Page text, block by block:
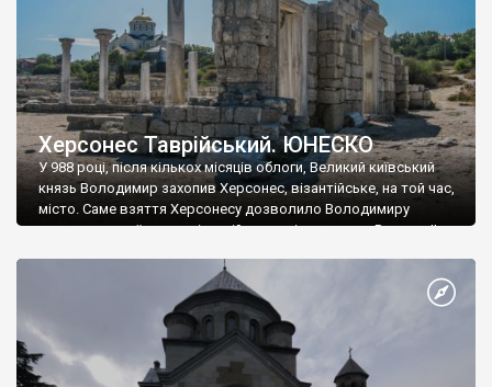
Херсонес Таврійський. ЮНЕСКО
У 988 році, після кількох місяців облоги, Великий київський
князь Володимир захопив Херсонес, візантійське, на той час,
місто. Саме взяття Херсонесу дозволило Володимиру
диктувати свої умови візантійському імператору Василю ІІ, та
Херсонесі Володимир-язичник, став Василем-християнином.
А потім було Хрещення Русі. На честь Херсонесу Таврійського